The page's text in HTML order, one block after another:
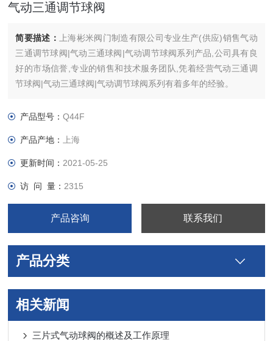
气动三通调节球阀
简要描述：
上海彬米阀门制造有限公司专业生产(供应)销售气动
三通调节球阀|气动三通球阀|气动调节球阀系列产品,公司具有良
好的市场信誉,专业的销售和技术服务团队,凭着经营气动三通调
节球阀|气动三通球阀|气动调节球阀系列有着多年的经验。
产品型号：Q44F
产品产地： 上海
更新时间： 2021-05-25
访 问 量： 2315
产品咨询 联系我们
产品分类
相关新闻
三片式气动球阀的概述及工作原理